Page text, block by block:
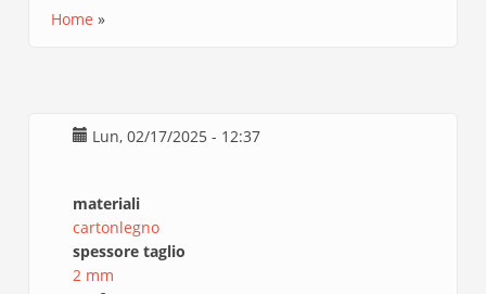
Home
Lun, 02/17/2025 - 12:37
materiali
cartonlegno
spessore taglio
2 mm